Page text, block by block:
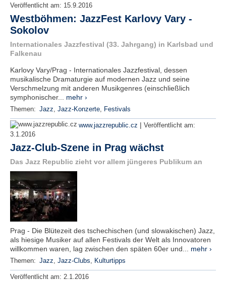
Veröffentlicht am: 15.9.2016
Westböhmen: JazzFest Karlovy Vary -
Sokolov
Internationales Jazzfestival (33. Jahrgang) in Karlsbad und
Falkenau
Karlovy Vary/Prag - Internationales Jazzfestival, dessen
musikalische Dramaturgie auf modernen Jazz und seine
Verschmelzung mit anderen Musikgenres (einschließlich
symphonischer... mehr ›
Themen: Jazz, Jazz-Konzerte, Festivals
www.jazzrepublic.cz | Veröffentlicht am:
3.1.2016
Jazz-Club-Szene in Prag wächst
Das Jazz Republic zieht vor allem jüngeres Publikum an
Prag - Die Blütezeit des tschechischen (und slowakischen) Jazz,
als hiesige Musiker auf allen Festivals der Welt als Innovatoren
willkommen waren, lag zwischen den späten 60er und... mehr ›
Themen: Jazz, Jazz-Clubs, Kulturtipps
Veröffentlicht am: 2.1.2016